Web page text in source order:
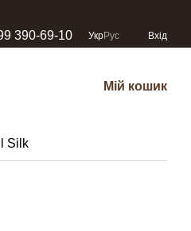
390-69-10 УкрРус Вхід
Мій кошик
Silk